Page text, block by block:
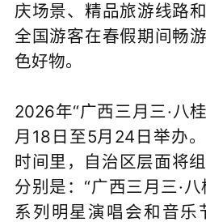
庆场景、精品旅游线路
全国游客在春假期间畅
色好物。
2026年“广西三月三·八
月18日至5月24日举办
时间里，自治区层面将
分别是：“广西三月三·八
系列明星演唱会和音乐